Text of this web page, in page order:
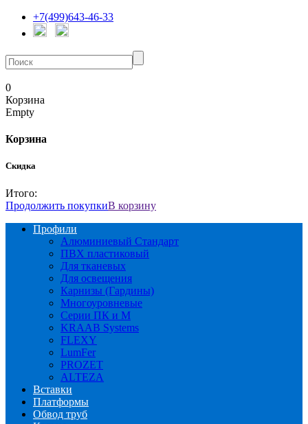
+7(499)643-46-33
0
Корзина
Empty
Корзина
Скидка
Итого:
Продолжить покупкиВ корзину
Профили
Алюминиевый Стандарт
ПВХ пластиковый
Для тканевых
Для освещения
Карнизы (Гардины)
Многоуровневые
Серии ПК и М
KRAAB Systems
FLEXY
LumFer
PROZET
ALTEZA
Вставки
Платформы
Обвод труб